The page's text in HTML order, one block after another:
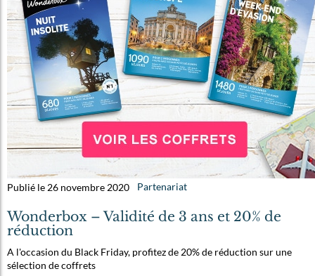
Publié le 26 novembre 2020 Partenariat
Wonderbox – Validité de 3 ans et 20% de
réduction
A l'occasion du Black Friday, profitez de 20% de réduction sur une
sélection de coffrets